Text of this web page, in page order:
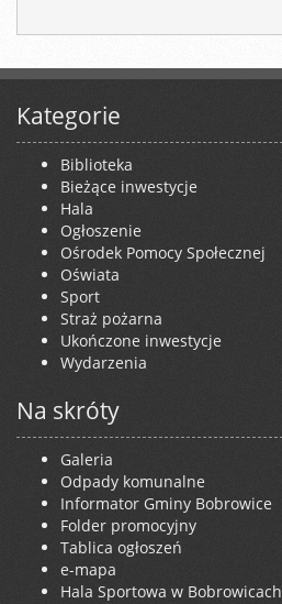
Kategorie
Biblioteka
Bieżące inwestycje
Hala
Ogłoszenie
Ośrodek Pomocy Społecznej
Oświata
Sport
Straż pożarna
Ukończone inwestycje
Wydarzenia
Na skróty
Galeria
Odpady komunalne
Informator Gminy Bobrowice
Folder promocyjny
Tablica ogłoszeń
e-mapa
Hala Sportowa w Bobrowicach